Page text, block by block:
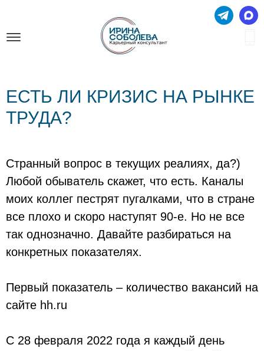
ЕСТЬ ЛИ КРИЗИС НА РЫНКЕ
ТРУДА?
Странный вопрос в текущих реалиях, да?)
Любой обыватель скажет, что есть. Каналы
моих коллег пестрят пугалками, что в стране
все плохо и скоро наступят 90-е. Но не все
так однозначно. Давайте разбираться на
конкретных показателях.
Первый показатель – количество вакансий на
сайте hh.ru
С 28 февраля 2022 года я каждый день